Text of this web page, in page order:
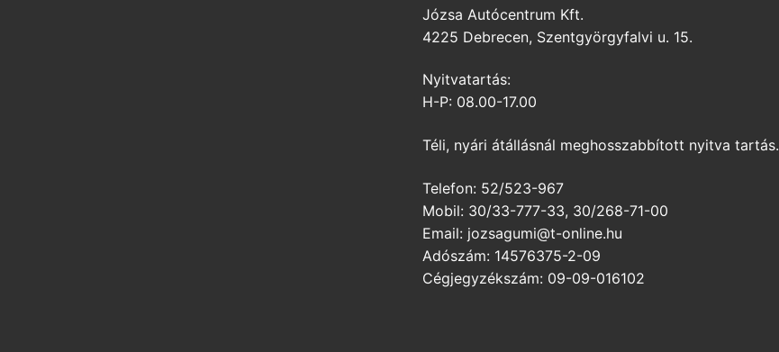
Józsa Autócentrum Kft.
4225 Debrecen, Szentgyörgyfalvi u. 15.
Nyitvatartás:
H-P: 08.00-17.00
Téli, nyári átállásnál meghosszabbított nyitva tartás.
Telefon: 52/523-967
Mobil: 30/33-777-33, 30/268-71-00
Email: jozsagumi@t-online.hu
Adószám: 14576375-2-09
Cégjegyzékszám: 09-09-016102